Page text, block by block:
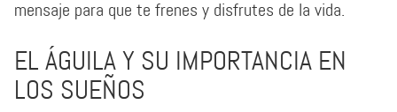
mensaje para que te frenes y disfrutes de la vida.
EL ÁGUILA Y SU IMPORTANCIA EN
LOS SUEÑOS